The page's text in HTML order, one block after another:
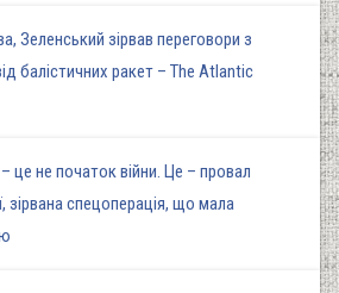
Зеленський зірвав переговори з
балістичних ракет – The Atlantic
це не початок війни. Це – провал
зірвана спецоперація, що мала